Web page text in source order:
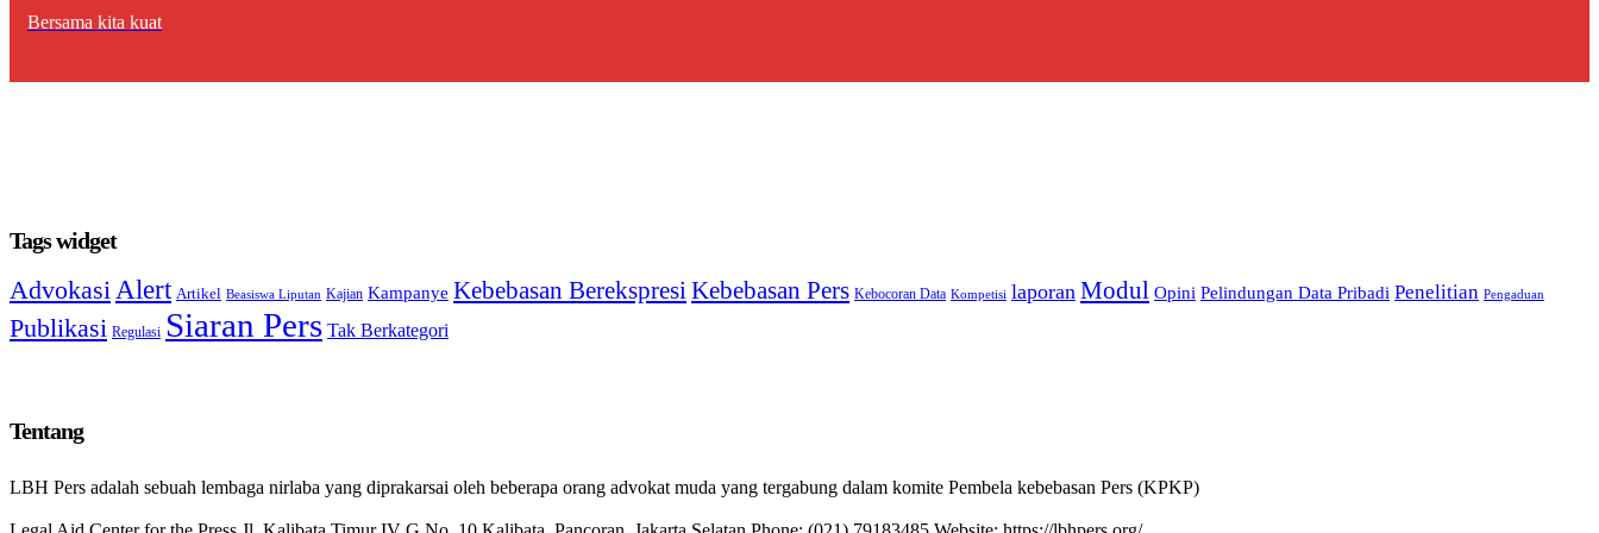
Bersama kita kuat
Tags widget
AdvokasiAlert Artikel Beasiswa Liputan Kajian Kampanye Kebebasan Berekspresi Kebebasan Pers Kebocoran Data Kompetisi laporan Modul Opini Pelindungan Data Pribadi Penelitian Pengaduan
Publikasi Regulasi Siaran Pers Tak Berkategori
Tentang
LBH Pers adalah sebuah lembaga nirlaba yang diprakarsai oleh beberapa orang advokat muda yang tergabung dalam komite Pembela kebebasan Pers (KPKP)